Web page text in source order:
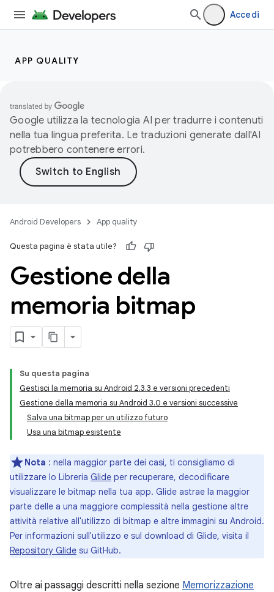
Accedi
APP QUALITY
Google utilizza la tecnologia AI per tradurre i contenuti
nella tua lingua preferita. Le traduzioni generate dall'AI
potrebbero contenere errori.
Android Developers App quality
Questa pagina è stata utile?
Gestione della
memoria bitmap
Su questa pagina
Gestisci la memoria su Android 2.3.3 e versioni precedenti
Gestione della memoria su Android 3.0 e versioni successive
Salva una bitmap per un utilizzo futuro
Usa una bitmap esistente
Nota : nella maggior parte dei casi, ti consigliamo di
utilizzare lo Libreria Glide per recuperare, decodificare
visualizzare le bitmap nella tua app. Glide astrae la maggior
parte delle a una maggiore complessità nella gestione altre
attività relative all'utilizzo di bitmap e altre immagini su Android.
Per informazioni sull'utilizzo e sul download di Glide, visita il
Repository Glide su GitHub.
Oltre ai passaggi descritti nella sezione Memorizzazione